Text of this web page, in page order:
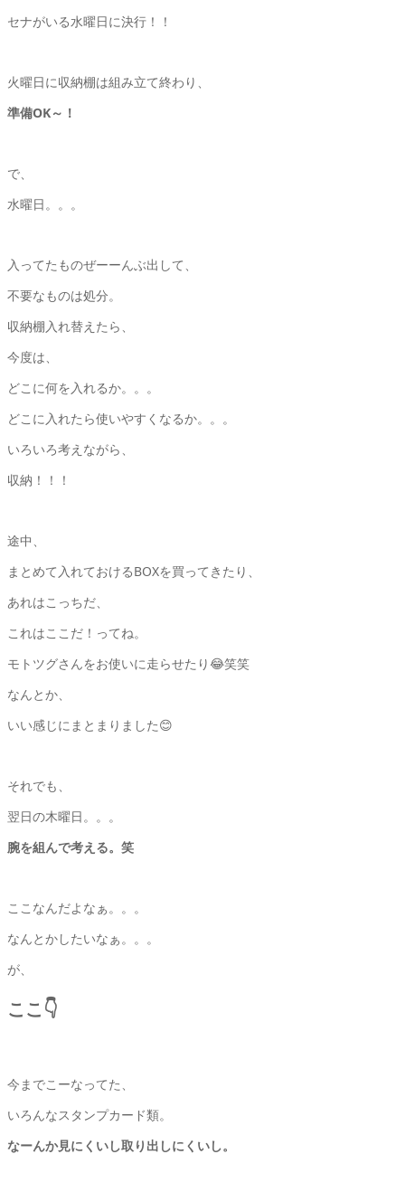
セナがいる水曜日に決行！！
火曜日に収納棚は組み立て終わり、
準備OK～！
で、
水曜日。。。
入ってたものぜーーんぶ出して、
不要なものは処分。
収納棚入れ替えたら、
今度は、
どこに何を入れるか。。。
どこに入れたら使いやすくなるか。。。
いろいろ考えながら、
収納！！！
途中、
まとめて入れておけるBOXを買ってきたり、
あれはこっちだ、
これはここだ！ってね。
モトツグさんをお使いに走らせたり😂笑笑
なんとか、
いい感じにまとまりました😊
それでも、
翌日の木曜日。。。
腕を組んで考える。笑
ここなんだよなぁ。。。
なんとかしたいなぁ。。。
が、
ここ👇
今までこーなってた、
いろんなスタンプカード類。
なーんか見にくいし取り出しにくいし。